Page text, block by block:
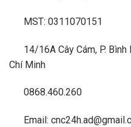
MST: 0311070151
14/16A Cây Cám, P. Bình
Chí Minh
0868.460.260
Email: